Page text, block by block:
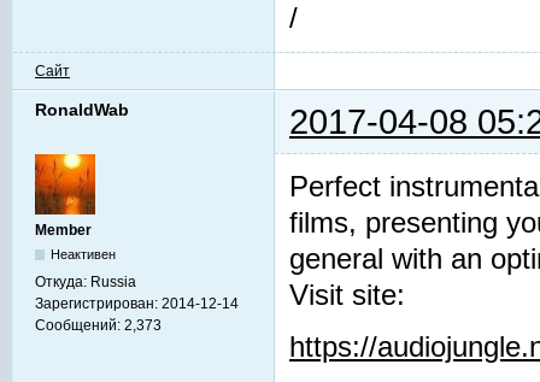
/
Сайт
RonaldWab 2017-04-08
Member
Неактивен
Откуда: Russia
Зарегистрирован: 2014-12-14
Сообщений: 2,373
Perfect
films, presenting
general with an
Visit site:
https://